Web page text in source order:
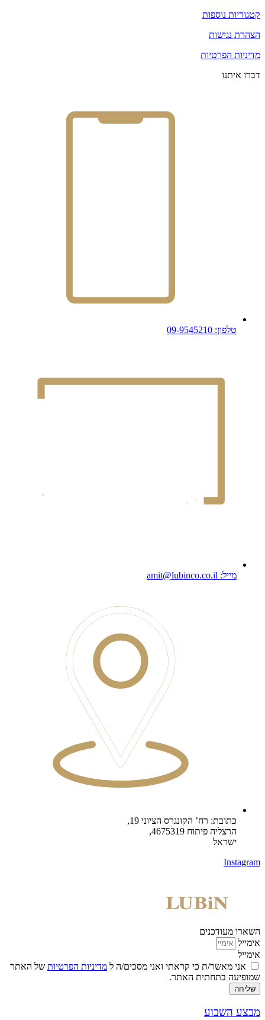
קטגוריות נוספות
הצהרת נגישות
מדיניות הפרטיות
דברו איתנו
טלפון: 09-9545210
מייל: amit@lubinco.co.il
כתובת: רח’ הקונגרס הציוני 19,
הרצליה פיתוח 4675319,
ישראל
Instagram
השארו מעודכנים
אימייל
אימייל
אני מאשר/ת כי קראתי ואני מסכים/ה ל מדיניות הפרטיות של האתר
שמופיעה בתחתית האתר.
שליחה
מבצע השבוע